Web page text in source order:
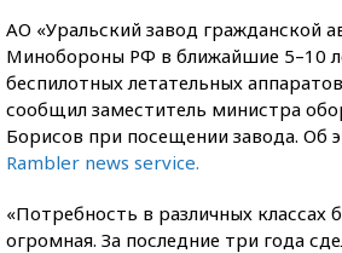
АО «Уральский завод гражданской
Минобороны РФ в ближайшие 5–10
беспилотных летательных
сообщил заместитель министра
Борисов при посещении завода. Об
Rambler news service.
«Потребность в различных классах
огромная. За последние три года